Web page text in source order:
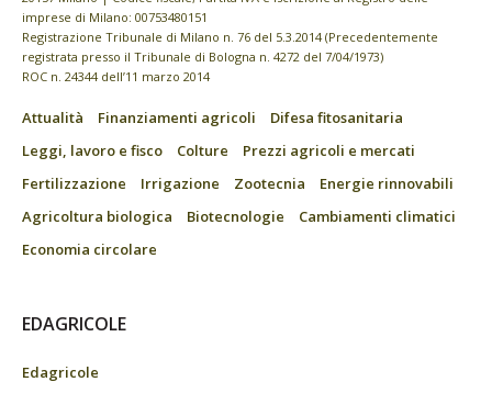
imprese di Milano: 00753480151
Registrazione Tribunale di Milano n. 76 del 5.3.2014 (Precedentemente
registrata presso il Tribunale di Bologna n. 4272 del 7/04/1973)
ROC n. 24344 dell’11 marzo 2014
Attualità Finanziamenti agricoli
Difesa fitosanitaria
Leggi, lavoro e fisco
Colture
Prezzi agricoli e mercati
Fertilizzazione
Irrigazione Zootecnia
Energie rinnovabili
Agricoltura biologica
Biotecnologie
Cambiamenti climatici
Economia circolare
EDAGRICOLE
Edagricole